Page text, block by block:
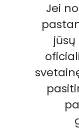
Jei
jūsų